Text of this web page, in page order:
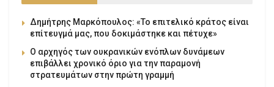
Δημήτρης Μαρκόπουλος: «Το επιτελικό κράτος είναι
επίτευγμά μας, που δοκιμάστηκε και πέτυχε»
Ο αρχηγός των ουκρανικών ενόπλων δυνάμεων
επιβάλλει χρονικό όριο για την παραμονή
στρατευμάτων στην πρώτη γραμμή